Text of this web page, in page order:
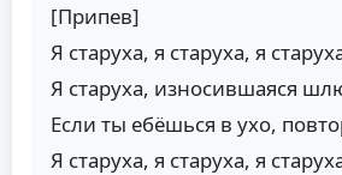
[Припев]
Я старуха, я старуха, я
Я старуха, износившаяся
Если ты ебёшься в ухо,
Я старуха, я старуха, я